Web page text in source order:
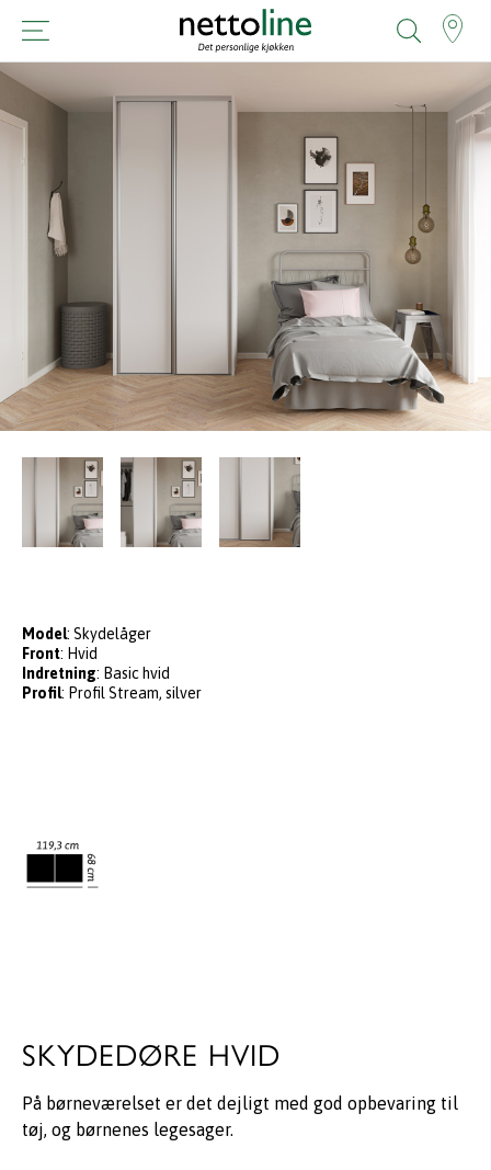
Model: Skydelåger
Front: Hvid
Indretning: Basic hvid
Profil: Profil Stream, silver
SKYDEDØRE HVID
På børneværelset er det dejligt med god opbevaring til
tøj, og børnenes legesager.